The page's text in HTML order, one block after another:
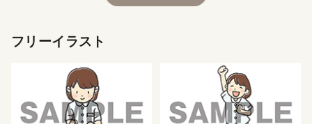
フリーイラスト